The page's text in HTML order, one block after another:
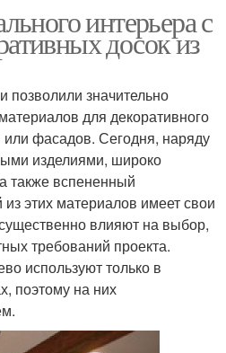
интерьера с
досок из
значительно
для декоративного
фасадов. Сегодня, наряду
изделиями, широко
также вспененный
этих материалов имеет свои
влияют на выбор,
требований проекта.
используют только в
поэтому на них